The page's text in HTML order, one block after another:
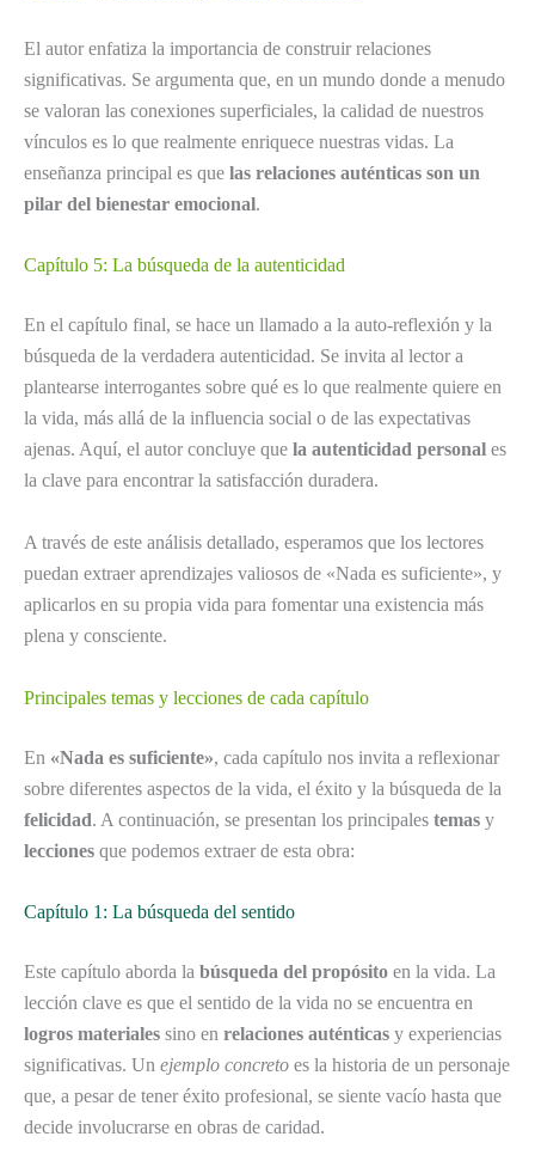
El autor enfatiza la importancia de construir relaciones
significativas. Se argumenta que, en un mundo donde a menudo
se valoran las conexiones superficiales, la calidad de nuestros
vínculos es lo que realmente enriquece nuestras vidas. La
enseñanza principal es que las relaciones auténticas son un
pilar del bienestar emocional.
Capítulo 5: La búsqueda de la autenticidad
En el capítulo final, se hace un llamado a la auto-reflexión y la
búsqueda de la verdadera autenticidad. Se invita al lector a
plantearse interrogantes sobre qué es lo que realmente quiere en
la vida, más allá de la influencia social o de las expectativas
ajenas. Aquí, el autor concluye que la autenticidad personal es
la clave para encontrar la satisfacción duradera.
A través de este análisis detallado, esperamos que los lectores
puedan extraer aprendizajes valiosos de «Nada es suficiente», y
aplicarlos en su propia vida para fomentar una existencia más
plena y consciente.
Principales temas y lecciones de cada capítulo
En «Nada es suficiente», cada capítulo nos invita a reflexionar
sobre diferentes aspectos de la vida, el éxito y la búsqueda de la
felicidad. A continuación, se presentan los principales temas y
lecciones que podemos extraer de esta obra:
Capítulo 1: La búsqueda del sentido
Este capítulo aborda la búsqueda del propósito en la vida. La
lección clave es que el sentido de la vida no se encuentra en
logros materiales sino en relaciones auténticas y experiencias
significativas. Un ejemplo concreto es la historia de un personaje
que, a pesar de tener éxito profesional, se siente vacío hasta que
decide involucrarse en obras de caridad.